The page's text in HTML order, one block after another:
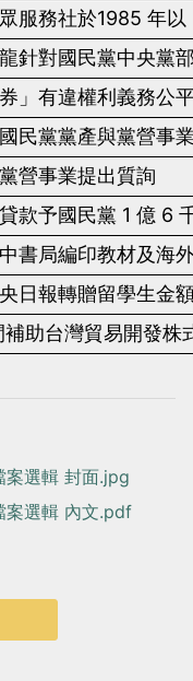
服務社於1985年以
針對國民黨中央黨
」有違權利義務公
民黨黨產與黨營事
營事業提出質詢
款予國民黨 1億 6
書局編印教材及海
日報轉贈留學生金
補助台灣貿易開發株
案選輯 封面.jpg
案選輯 內文.pdf